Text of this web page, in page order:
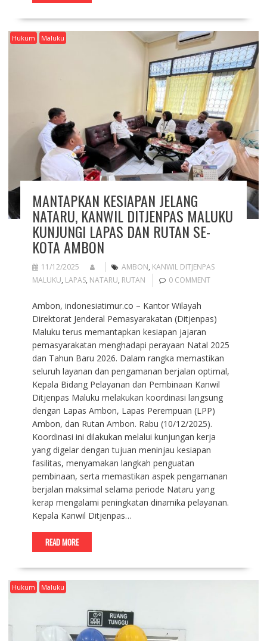
Hukum Maluku
MANTAPKAN KESIAPAN JELANG
NATARU, KANWIL DITJENPAS MALUKU
KUNJUNGI LAPAS DAN RUTAN SE-
KOTA AMBON
11/12/2025 AMBON, KANWIL DITJENPAS
MALUKU, LAPAS, NATARU, RUTAN 0 COMMENT
Ambon, indonesiatimur.co – Kantor Wilayah
Direktorat Jenderal Pemasyarakatan (Ditjenpas)
Maluku terus memantapkan kesiapan jajaran
pemasyarakatan menghadapi perayaan Natal 2025
dan Tahun Baru 2026. Dalam rangka memastikan
seluruh layanan dan pengamanan berjalan optimal,
Kepala Bidang Pelayanan dan Pembinaan Kanwil
Ditjenpas Maluku melakukan koordinasi langsung
dengan Lapas Ambon, Lapas Perempuan (LPP)
Ambon, dan Rutan Ambon. Rabu (10/12/2025).
Koordinasi ini dilakukan melalui kunjungan kerja
yang digelar dengan tujuan meninjau kesiapan
fasilitas, menyamakan langkah penguatan
pembinaan, serta memastikan aspek pengamanan
berjalan maksimal selama periode Nataru yang
kerap mengalami peningkatan dinamika pelayanan.
Kepala Kanwil Ditjenpas…
READ MORE
Hukum Maluku